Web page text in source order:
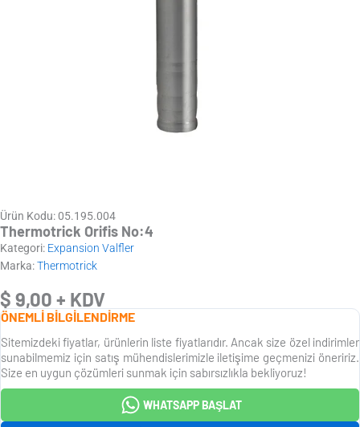
Ürün Kodu: 05.195.004
Thermotrick Orifis No:4
Kategori: Expansion Valfler
Marka:Thermotrick
$ 9,00 + KDV
ÖNEMLİ BİLGİLENDİRME
Sitemizdeki fiyatlar, ürünlerin liste fiyatlarıdır. Ancak size özel indirimler
sunabilmemiz için satış mühendislerimizle iletişime geçmenizi öneririz.
Size en uygun çözümleri sunmak için sabırsızlıkla bekliyoruz!
WHATSAPP BAŞLAT